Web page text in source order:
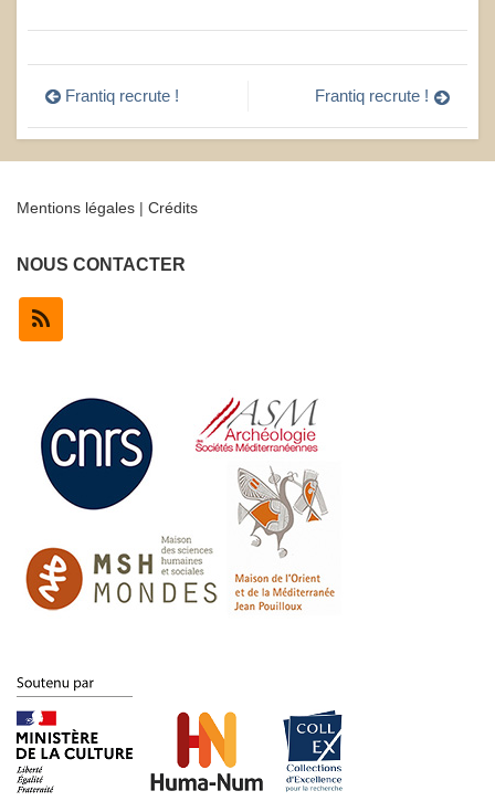
Navigation
de
l’article
Frantiq recrute ! Frantiq recrute !
Mentions légales | Crédits
NOUS CONTACTER